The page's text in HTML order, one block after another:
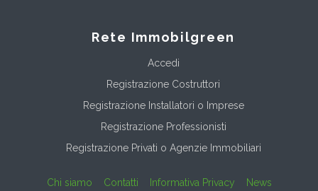
Rete Immobilgreen
Accedi
Registrazione Costruttori
Registrazione Installatori o Imprese
Registrazione Professionisti
Registrazione Privati o Agenzie Immobiliari
Chi siamo Contatti Informativa Privacy News